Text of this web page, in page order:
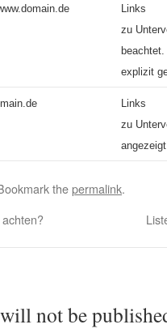
Links
zu
explizit
Links
zu
thepermalink.
not be